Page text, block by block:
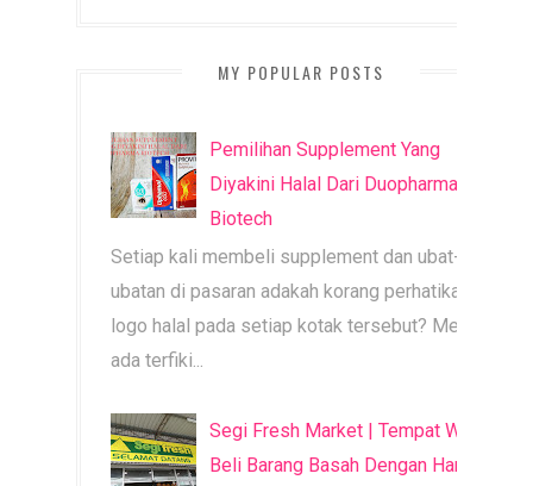
MY POPULAR POSTS
Pemilihan Supplement Yang
Diyakini Halal Dari Duopharma
Biotech
Setiap kali membeli supplement dan ubat-
ubatan di pasaran adakah korang perhatikan
logo halal pada setiap kotak tersebut? Mesti
ada terfiki...
Segi Fresh Market | Tempat Wajib
Beli Barang Basah Dengan Harga